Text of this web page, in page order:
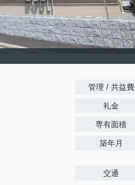
管理 / 共益費
礼金
専有面積
築年月
交通